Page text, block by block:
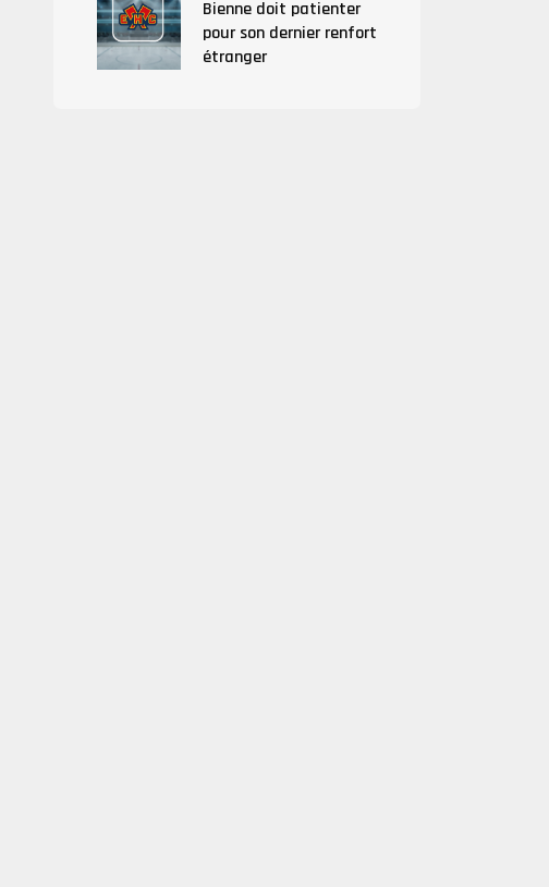
Bienne doit patienter
pour son dernier renfort
étranger